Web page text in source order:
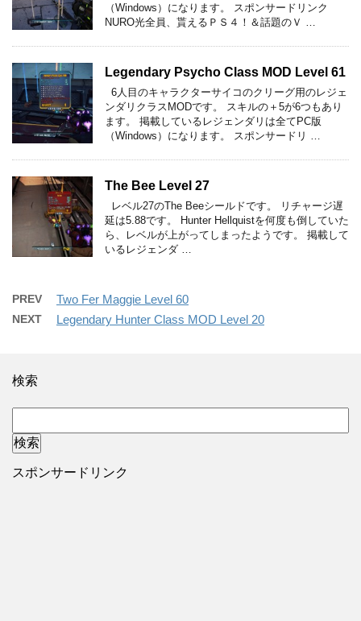
（Windows）になります。 スポンサードリンク
NURO光全員、貰えるＰＳ４！＆話題のＶ …
Legendary Psycho Class MOD Level 61
6人目のキャラクターサイコのクリーグ用のレジェ
ンダリクラスMODです。 スキルの＋5が6つもあり
ます。 掲載しているレジェンダリは全てPC版
（Windows）になります。 スポンサードリ …
The Bee Level 27
レベル27のThe Beeシールドです。 リチャージ遅
延は5.88です。 Hunter Hellquistを何度も倒していた
ら、レベルが上がってしまったようです。 掲載して
いるレジェンダ …
PREV Two Fer Maggie Level 60
NEXT Legendary Hunter Class MOD Level 20
検索
スポンサードリンク